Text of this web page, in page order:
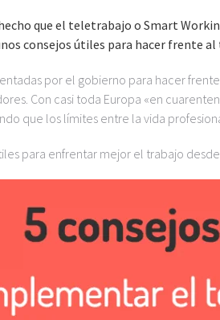
que el teletrabajo o Smart
consejos útiles para hacer frente
por el gobierno para hacer
Con casi toda Europa «en
que los límites entre la vida
para enfrentar mejor el trabajo